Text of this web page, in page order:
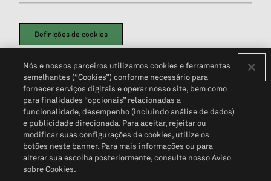
Definições de cookies
Política de PrivacidadePortal de privacidade do cliente (em inglês)
Não Venda Minhas Informações Pessoais© 2026 S&P Global
Nós e nossos parceiros utilizamos cookies e ferramentas
semelhantes (“Cookies”) conforme necessário para
fornecer serviços digitais e operar nosso site, bem como
para finalidades “opcionais” relacionadas a
funcionalidade, desempenho (incluindo análise de dados)
e publicidade direcionada. Para aceitar, rejeitar ou
modificar suas configurações de cookies, utilize os
botões neste banner. Para mais informações ou para
alterar sua escolha posteriormente, consulte nosso Aviso
sobre Cookies.